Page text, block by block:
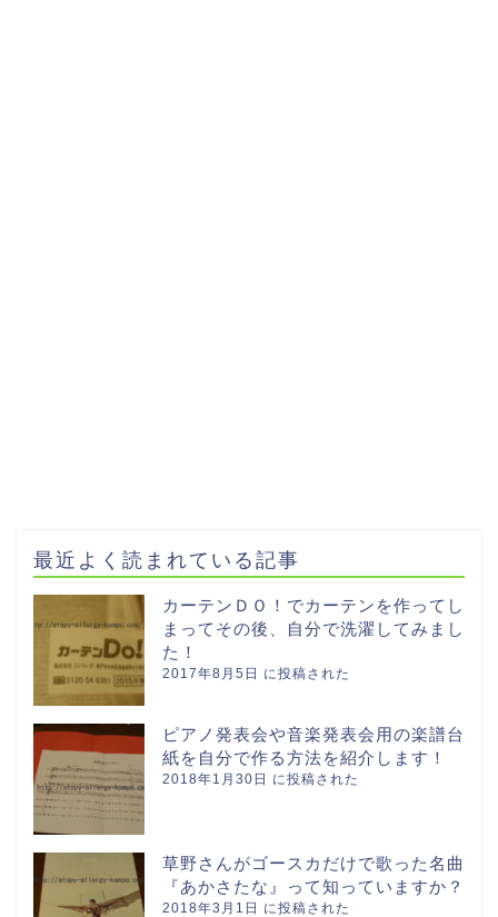
最近よく読まれている記事
カーテンＤＯ！でカーテンを作ってし
まってその後、自分で洗濯してみまし
た！
2017年8月5日 に投稿された
ピアノ発表会や音楽発表会用の楽譜台
紙を自分で作る方法を紹介します！
2018年1月30日 に投稿された
草野さんがゴースカだけで歌った名曲
『あかさたな』って知っていますか？
2018年3月1日 に投稿された